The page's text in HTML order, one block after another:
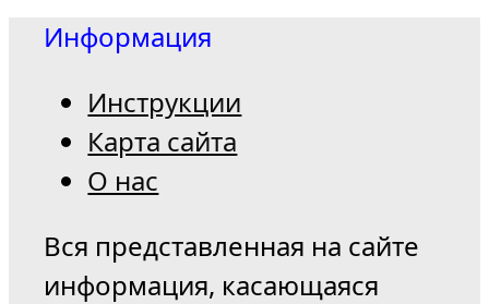
Информация
Инструкции
Карта сайта
О нас
Вся представленная на сайте
информация, касающаяся